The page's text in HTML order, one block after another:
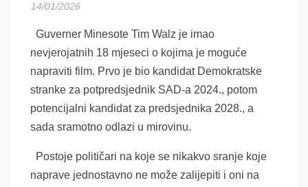
14/01/2026
Guverner Minesote Tim Walz je imao
nevjerojatnih 18 mjeseci o kojima je moguće
napraviti film. Prvo je bio kandidat Demokratske
stranke za potpredsjednik SAD-a 2024., potom
potencijalni kandidat za predsjednika 2028., a
sada sramotno odlazi u mirovinu.
Postoje političari na koje se nikakvo sranje koje
naprave jednostavno ne može zalijepiti i oni na